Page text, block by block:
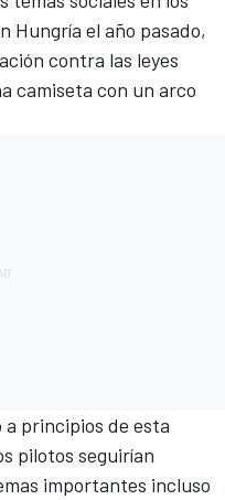
Hungría el año pasado,
contra las leyes
camiseta con un arco
a principios de esta
pilotos seguirían
importantes incluso